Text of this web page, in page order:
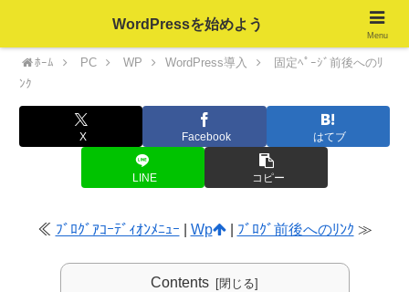
ﾎｰﾑ PC WP WordPress導入
固定ﾍﾟｰｼﾞ前後へのﾘ
ﾝｸ
X Facebook はてブ
LINE コピー
≪ ﾌﾞﾛｸﾞｱｺｰﾃﾞｨｵﾝﾒﾆｭｰ Wp | ﾌﾞﾛｸﾞ前後へのﾘﾝｸ ≫
Contents
WordPressを始めよう
Menu